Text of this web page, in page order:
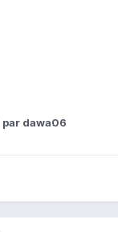
par dawa06